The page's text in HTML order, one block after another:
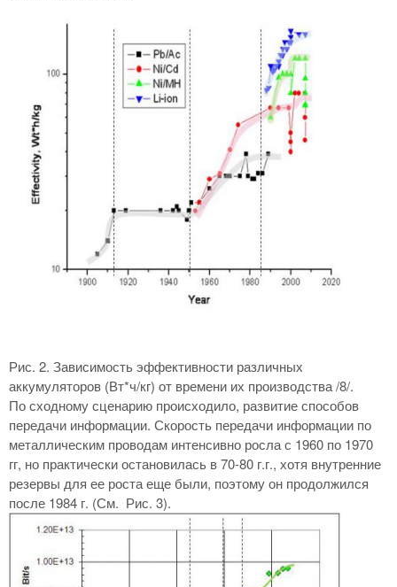
Рис. 2. Зависимость эффективности различных
аккумуляторов (Вт*ч/кг) от времени их производства /8/.
По сходному сценарию происходило, развитие способов
передачи информации. Скорость передачи информации по
металлическим проводам интенсивно росла с 1960 по 1970
гг, но практически остановилась в 70-80 г.г., хотя внутренние
резервы для ее роста еще были, поэтому он продолжился
после 1984 г. (См. Рис. 3).